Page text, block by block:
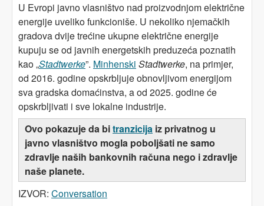
U Evropi javno vlasništvo nad proizvodnjom električne
energije uveliko funkcioniše. U nekoliko njemačkih
gradova dvije trećine ukupne električne energije
kupuju se od javnih energetskih preduzeća poznatih
kao „Stadtwerke”. Minhenski Stadtwerke, na primjer,
od 2016. godine opskrbljuje obnovljivom energijom
sva gradska domaćinstva, a od 2025. godine će
opskrbljivati i sve lokalne industrije.
Ovo pokazuje da bitranzicija iz privatnog u
javno vlasništvo mogla poboljšati ne samo
zdravlje naših bankovnih računa nego i zdravlje
naše planete.
IZVOR: Conversation